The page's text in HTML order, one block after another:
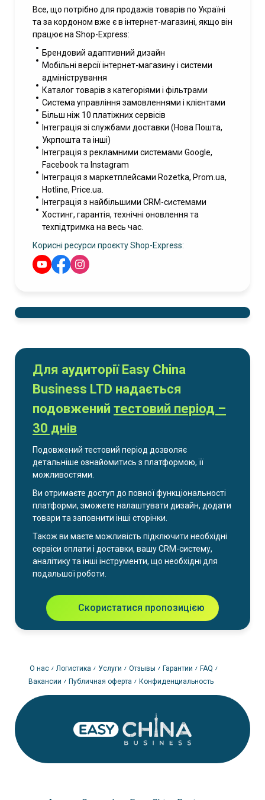
Все, що потрібно для продажів товарів по Україні
та за кордоном вже є в інтернет-магазині, якщо він
працює на Shop-Express:
Брендовий адаптивний дизайн
Мобільні версії інтернет-магазину і системи
адміністрування
Каталог товарів з категоріями і фільтрами
Система управління замовленнями і клієнтами
Більш ніж 10 платіжних сервісів
Інтеграція зі службами доставки (Нова Пошта,
Укрпошта та інші)
Інтеграція з рекламними системами Google,
Facebook та Instagram
Інтеграція з маркетплейсами Rozetka, Prom.ua,
Hotline, Price.ua.
Інтеграція з найбільшими CRM-системами
Хостинг, гарантія, технічні оновлення та
техпідтримка на весь час.
Корисні ресурси проєкту Shop-Express:
Для аудиторії Easy China
Business LTD надається
подовжений тестовий період –
30 днів
Подовжений тестовий період дозволяє
детальніше ознайомитись з платформою, її
можливостями.
Ви отримаєте доступ до повної функціональності
платформи, зможете налаштувати дизайн, додати
товари та заповнити інші сторінки.
Також ви маєте можливість підключити необхідні
сервіси оплати і доставки, вашу CRM-систему,
аналітику та інші інструменти, що необхідні для
подальшої роботи.
Скористатися пропозицією
О нас Логистика Услуги Отзывы Гарантии
FAQ
Вакансии
Публичная оферта Конфиденциальность